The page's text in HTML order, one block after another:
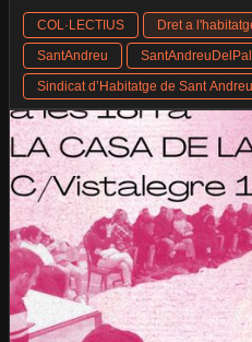
COL·LECTIUS Dret a
SantAndreu
Sindicat d’Habitatge de Sant Andreu